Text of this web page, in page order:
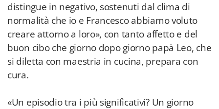
distingue in negativo, sostenuti dal clima di
normalità che io e Francesco abbiamo voluto
creare attorno a loro», con tanto affetto e del
buon cibo che giorno dopo giorno papà Leo, che
si diletta con maestria in cucina, prepara con
cura.
«Un episodio tra i più significativi? Un giorno